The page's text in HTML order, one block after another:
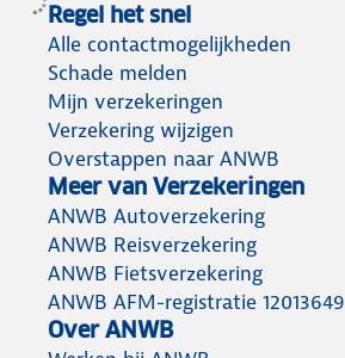
Regel het snel
Alle contactmogelijkheden
Schade melden
Mijn verzekeringen
Verzekering wijzigen
Overstappen naar ANWB
Meer van Verzekeringen
ANWB Autoverzekering
ANWB Reisverzekering
ANWB Fietsverzekering
ANWB AFM-registratie 12013649
Over ANWB